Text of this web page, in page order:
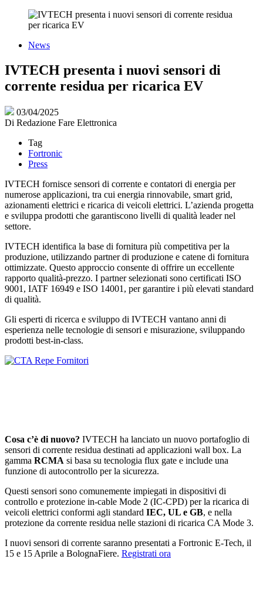
News
IVTECH presenta i nuovi sensori di
corrente residua per ricarica EV
03/04/2025
Di Redazione Fare Elettronica
Tag
Fortronic
Press
IVTECH fornisce sensori di corrente e contatori di energia per
numerose applicazioni, tra cui energia rinnovabile, smart grid,
azionamenti elettrici e ricarica di veicoli elettrici. L’azienda progetta
e sviluppa prodotti che garantiscono livelli di qualità leader nel
settore.
IVTECH identifica la base di fornitura più competitiva per la
produzione, utilizzando partner di produzione e catene di fornitura
ottimizzate. Questo approccio consente di offrire un eccellente
rapporto qualità-prezzo. I partner selezionati sono certificati ISO
9001, IATF 16949 e ISO 14001, per garantire i più elevati standard
di qualità.
Gli esperti di ricerca e sviluppo di IVTECH vantano anni di
esperienza nelle tecnologie di sensori e misurazione, sviluppando
prodotti best-in-class.
Cosa c’è di nuovo? IVTECH ha lanciato un nuovo portafoglio di
sensori di corrente residua destinati ad applicazioni wall box. La
gamma RCMA si basa su tecnologia flux gate e include una
funzione di autocontrollo per la sicurezza.
Questi sensori sono comunemente impiegati in dispositivi di
controllo e protezione in-cable Mode 2 (IC-CPD) per la ricarica di
veicoli elettrici conformi agli standard IEC, UL e GB, e nella
protezione da corrente residua nelle stazioni di ricarica CA Mode 3.
I nuovi sensori di corrente saranno presentati a Fortronic E-Tech, il
15 e 15 Aprile a BolognaFiere. Registrati ora